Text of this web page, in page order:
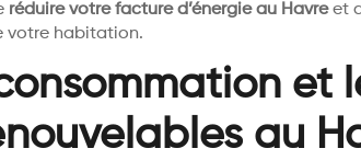
réduire votre facture d’énergie au Havreet
votre habitation.
et
au